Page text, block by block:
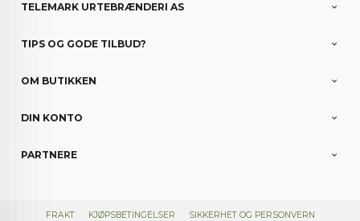
TELEMARK URTEBRÆNDERI AS
TIPS OG GODE TILBUD?
OM BUTIKKEN
DIN KONTO
PARTNERE
FRAKT KJØPSBETINGELSER SIKKERHET OG PERSONVERN